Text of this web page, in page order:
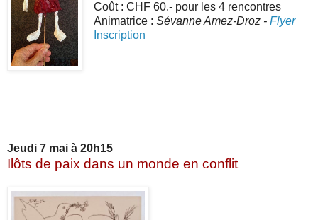
Coût : CHF 60.- pour les 4 rencontres
Animatrice : Sévanne Amez-Droz - Flyer
Inscription
Jeudi 7 mai à 20h15
Ilôts de paix dans un monde en conflit